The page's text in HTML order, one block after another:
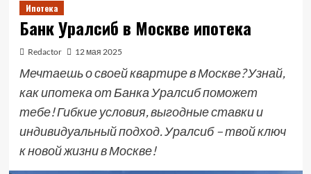
Ипотека
Банк Уралсиб в Москве ипотека
Redactor 12 мая 2025
Мечтаешь о своей квартире в Москве? Узнай,
как ипотека от Банка Уралсиб поможет
тебе! Гибкие условия, выгодные ставки и
индивидуальный подход. Уралсиб – твой ключ
к новой жизни в Москве!